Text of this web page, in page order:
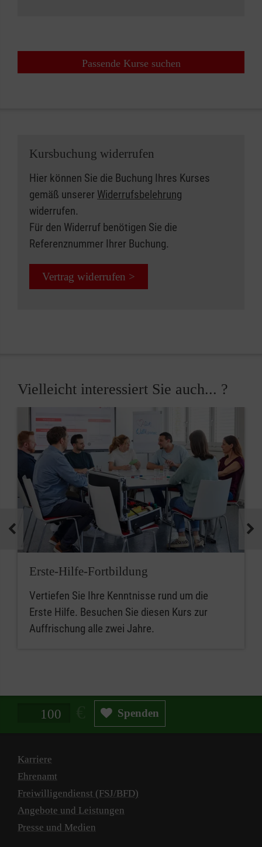
Passende Kurse suchen
Kursbuchung widerrufen
Hier können Sie die Buchung Ihres Kurses
gemäß unserer Widerrufsbelehrung
widerrufen.
Für den Widerruf benötigen Sie die
Referenznummer Ihrer Buchung.
Vertrag widerrufen >
Vielleicht interessiert Sie auch... ?
Erste-Hilfe-Fortbildung
Vertiefen Sie Ihre Kenntnisse rund um die
Erste Hilfe. Besuchen Sie diesen Kurs zur
Auffrischung alle zwei Jahre.
Spendenbetrag in Euro Spenden
Karriere
Ehrenamt
Freiwilligendienst (FSJ/BFD)
Angebote und Leistungen
Presse und Medien